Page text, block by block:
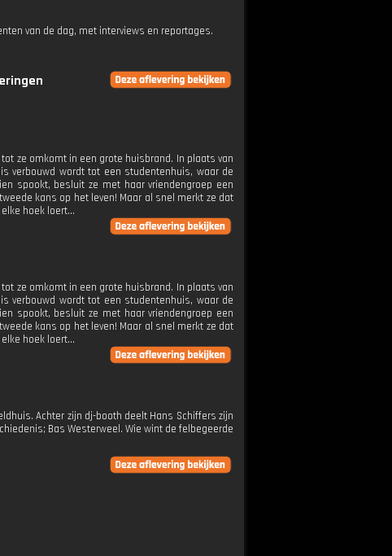
van de dag, met interviews en reportages.
ze omkomt in een grote huisbrand. In plaats van
verbouwd wordt tot een studentenhuis, waar de
spookt, besluit ze met haar vriendengroep een
kans op het leven! Maar al snel merkt ze dat
hoek loert...
ze omkomt in een grote huisbrand. In plaats van
verbouwd wordt tot een studentenhuis, waar de
spookt, besluit ze met haar vriendengroep een
kans op het leven! Maar al snel merkt ze dat
hoek loert...
Achter zijn dj-booth deelt Hans Schiffers zijn
Bas Westerweel. Wie wint de felbegeerde